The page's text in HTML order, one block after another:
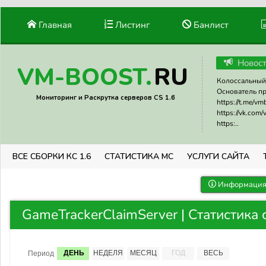
Главная Листинг Банлист
VM-BOOST.RU
Мониторинг и Раскрутка серверов CS 1.6
Основатель
https://t.me/
https://vk.com/
https:..
ВСЕ СБОРКИ КС 1.6 СТАТИСТИКА МС УСЛУГИ САЙТА
GameTrackerClaimServer | Статистика
Период ДЕНЬ НЕДЕЛЯ МЕСЯЦ ГОД ВЕСЬ